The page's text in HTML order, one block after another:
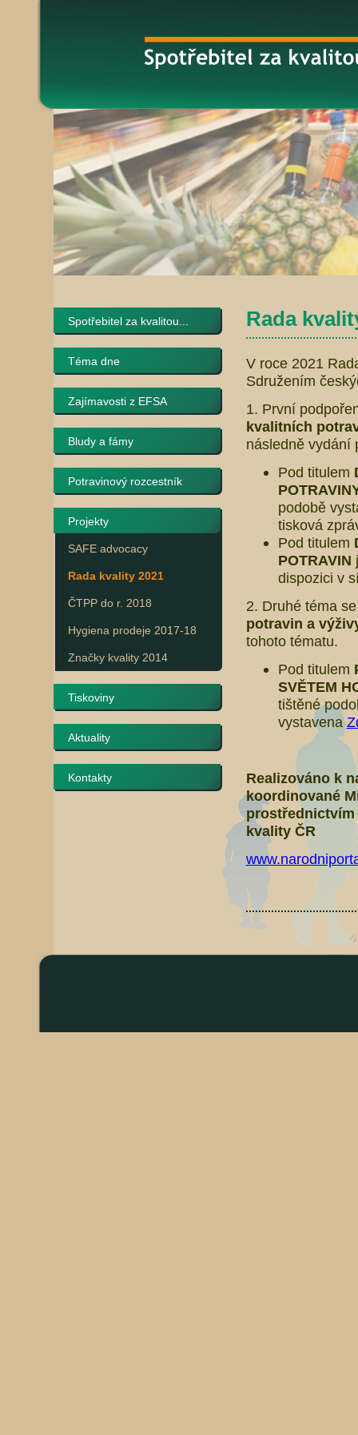
Spotřebitel za kvalitou...
Téma dne
Zajímavosti z EFSA
Bludy a fámy
Potravinový rozcestník
Projekty
SAFE advocacy
Rada kvality 2021
ČTPP do r. 2018
Hygiena prodeje 2017-18
Značky kvality 2014
Tiskoviny
Aktuality
Kontakty
Rada
V roce 2021
Sdružením
1. První
kvalitních
následně vydání
Pod titulem
podobě
tisková
Pod titulem
POTRAVIN
dispozici v
2. Druhé téma
potravin a
tohoto tématu.
Pod titulem
SVĚTEM
tištěné
vystavena
Realizováno k
koordinované
prostřednictvím
kvality ČR